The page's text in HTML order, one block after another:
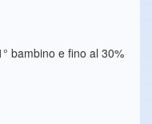
bambino e fino al 30%